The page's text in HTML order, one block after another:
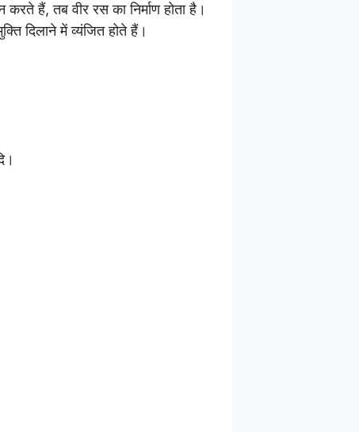
हैं, तब वीर रस का निर्माण होता है।
दिलाने में व्यंजित होते हैं।